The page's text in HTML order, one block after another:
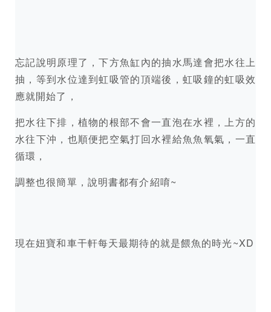
忘記說明原理了，下方魚缸內的抽水馬達會把水往上
抽，等到水位達到虹吸管的頂端後，虹吸鐘的虹吸效
應就開始了，
把水往下排，植物的根部不會一直泡在水裡，上方的
水往下沖，也順便把空氣打回水裡給魚魚氧氣，一直
循環，
調整也很簡單，說明書都有介紹唷~
現在妞寶和車干軒每天最期待的就是餵魚的時光~XD